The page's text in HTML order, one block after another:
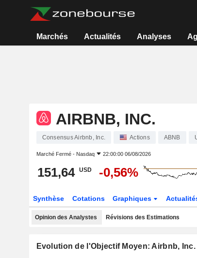
Marchés Actualités Analyses
AIRBNB, INC.
Consensus Airbnb, Inc. Actions ABNB
Marché Fermé - Nasdaq 22:00:00 06/08/2026
151,64 USD -0,56%
Synthèse Cotations Graphiques
Opinion des Analystes Révisions des Estimations
Evolution de l'Objectif Moyen: Airbnb, Inc.